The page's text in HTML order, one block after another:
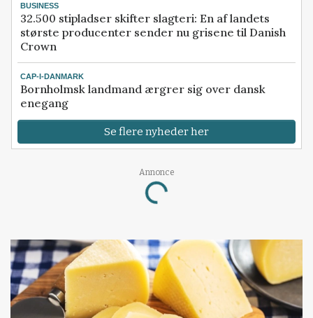
BUSINESS
32.500 stipladser skifter slagteri: En af landets
største producenter sender nu grisene til Danish
Crown
CAP-I-DANMARK
Bornholmsk landmand ærgrer sig over dansk
enegang
Se flere nyheder her
Annonce
Loading...